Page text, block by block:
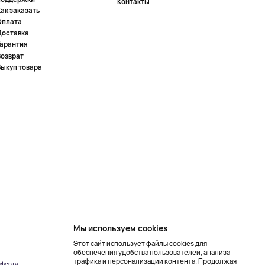
заказать
товара
Мы используем cookies
Этот сайт использует файлы cookies для
обеспечения удобства пользователей, анализа
трафика и персонализации контента. Продолжая